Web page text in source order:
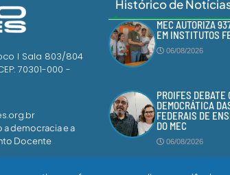
I Sala 803/804
70301-000 -
a democracia e a
Docente
Histórico de
MEC AUTORIZA
EM INSTITUTOS
06/08/2026
PROIFES DEBATE
DEMOCRÁTICA
FEDERAIS DE
DO MEC
06/08/2026